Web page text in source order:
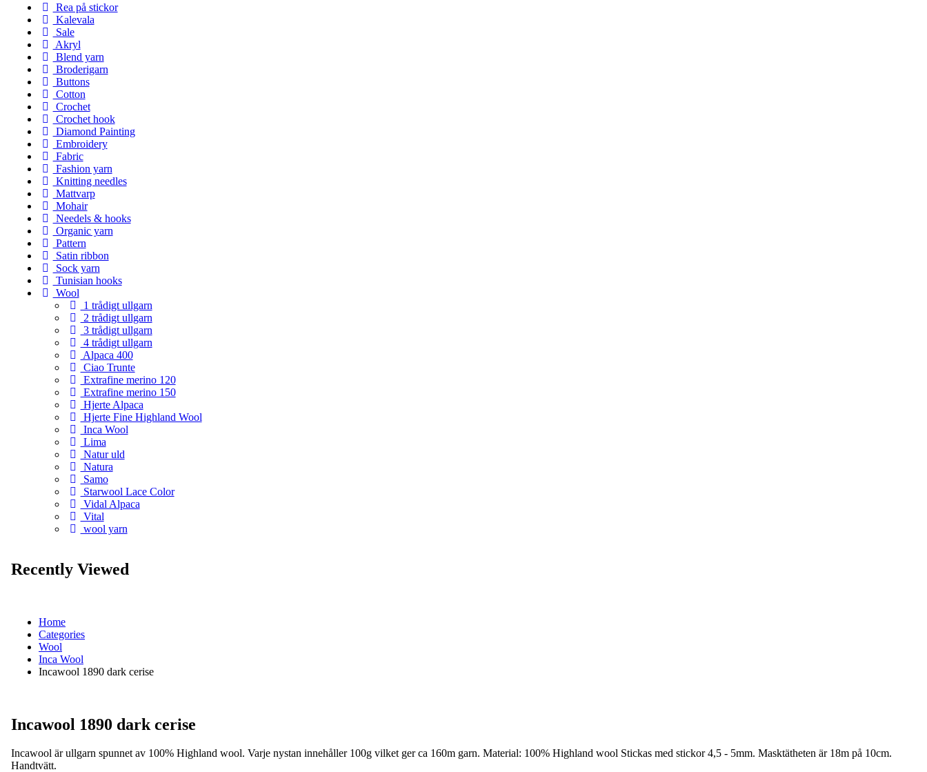
Rea på stickor
Kalevala
Sale
Akryl
Blend yarn
Broderigarn
Buttons
Cotton
Crochet
Crochet hook
Diamond Painting
Embroidery
Fabric
Fashion yarn
Knitting needles
Mattvarp
Mohair
Needels & hooks
Organic yarn
Pattern
Satin ribbon
Sock yarn
Tunisian hooks
Wool
1 trådigt ullgarn
2 trådigt ullgarn
3 trådigt ullgarn
4 trådigt ullgarn
Alpaca 400
Ciao Trunte
Extrafine merino 120
Extrafine merino 150
Hjerte Alpaca
Hjerte Fine Highland Wool
Inca Wool
Lima
Natur uld
Natura
Samo
Starwool Lace Color
Vidal Alpaca
Vital
wool yarn
Recently Viewed
Home
Categories
Wool
Inca Wool
Incawool 1890 dark cerise
Incawool 1890 dark cerise
Incawool är ullgarn spunnet av 100% Highland wool. Varje nystan innehåller 100g vilket ger ca 160m garn. Material: 100% Highland wool Stickas med stickor 4,5 - 5mm. Masktätheten är 18m på 10cm.
Handtvätt.